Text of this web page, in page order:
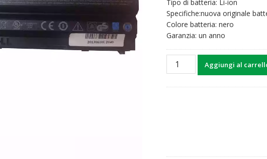
46,51€.36,27€.
Tipo di batteria: Li-ion
Specifiche:nuova originale
Colore batteria: nero
Garanzia: un anno
Batteria
Aggiungi al